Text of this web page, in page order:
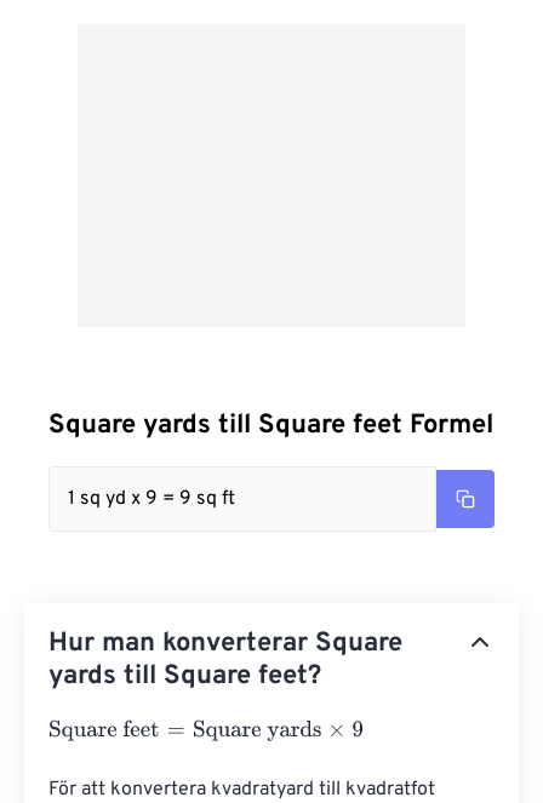
Square yards till Square feet Formel
1 sq yd x 9 = 9 sq ft
Hur man konverterar Square
yards till Square feet?
Square feet= Square yards×9
För att konvertera kvadratyard till kvadratfot